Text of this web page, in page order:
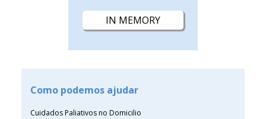
IN MEMORY
Como podemos ajudar
Cuidados Paliativos no Domicilio